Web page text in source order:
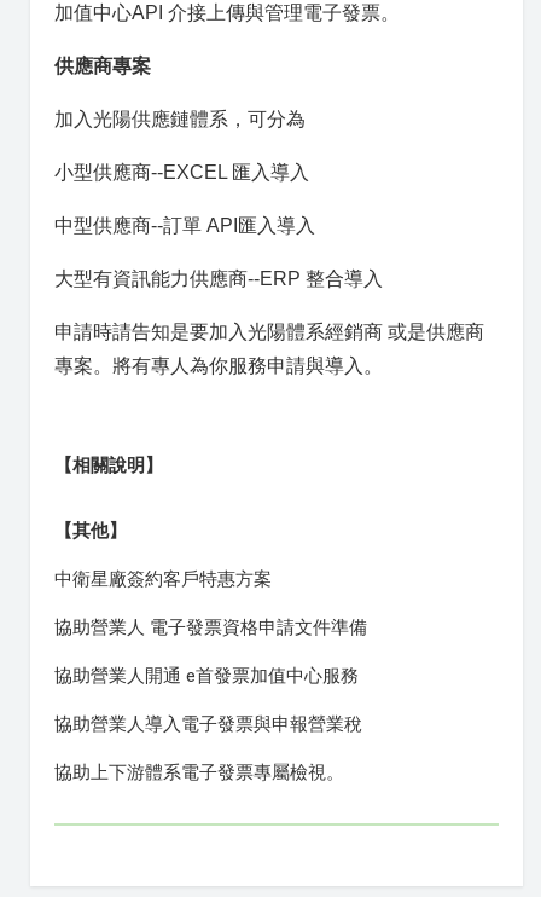
加值中心API 介接上傳與管理電子發票。
供應商專案
加入光陽供應鏈體系，可分為
小型供應商--EXCEL 匯入導入
中型供應商--訂單 API匯入導入
大型有資訊能力供應商--ERP 整合導入
申請時請告知是要加入光陽體系經銷商 或是供應商
專案。將有專人為你服務申請與導入。
【相關說明】
【其他】
中衛星廠簽約客戶特惠方案
協助營業人 電子發票資格申請文件準備
協助營業人開通 e首發票加值中心服務
協助營業人導入電子發票與申報營業稅
協助上下游體系電子發票專屬檢視。